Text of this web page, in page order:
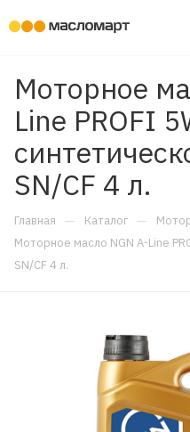
Моторное
Line PROFI
SN/CF 4 л.
Главная — Каталог —
Моторное масло NGN A-Line
SN/CF 4 л.